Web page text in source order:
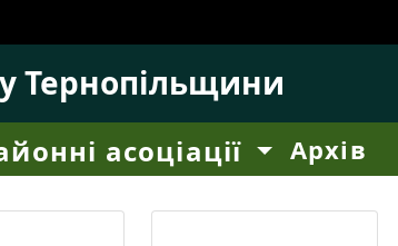
Тернопільщини
асоціації Архів